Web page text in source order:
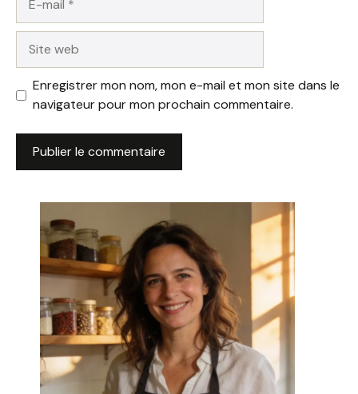
mail
web
Enregistrer mon nom, mon e-mail et mon site dans le
navigateur pour mon prochain commentaire.